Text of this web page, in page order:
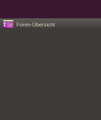
Foren-Übersicht